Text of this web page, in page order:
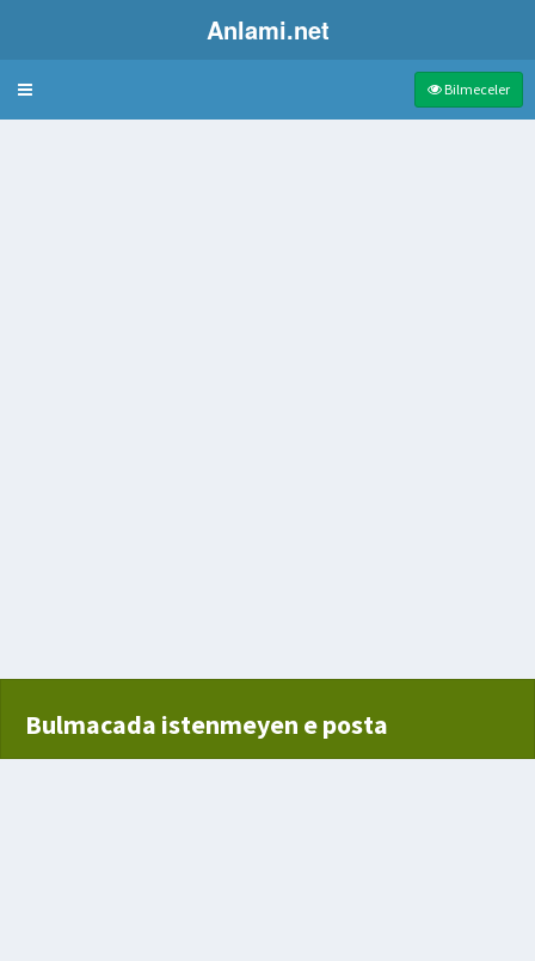
Anlami.net
Bulmaca Bilmeceler
Bulmacada istenmeyen e posta